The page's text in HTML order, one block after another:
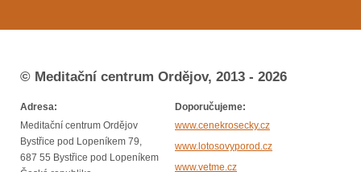
© Meditační centrum Ordějov, 2013 - 2026
Adresa:
Meditační centrum Ordějov
Bystřice pod Lopeníkem 79,
687 55 Bystřice pod Lopeníkem
Doporučujeme:
www.cenekrosecky.cz
www.lotosovyporod.cz
www.vetme.cz